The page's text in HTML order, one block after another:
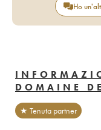
Ho
DOMAINE
★ Tenuta partner